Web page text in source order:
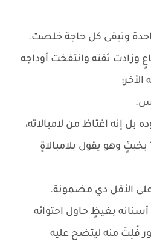
وتبقى كل حاجة خلصت.
وزادت ثقته وانتفخت أوداجه
إنه اغتاظ من لامبالاته،
وهو يقول بلامبالاةٍ
الأقل دي مضمونة.
بغيظٍ حاول احتوائه
فُلِتَ منه ليتضح عليه